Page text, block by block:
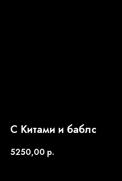
С Китами и баблс
5250,00 р.